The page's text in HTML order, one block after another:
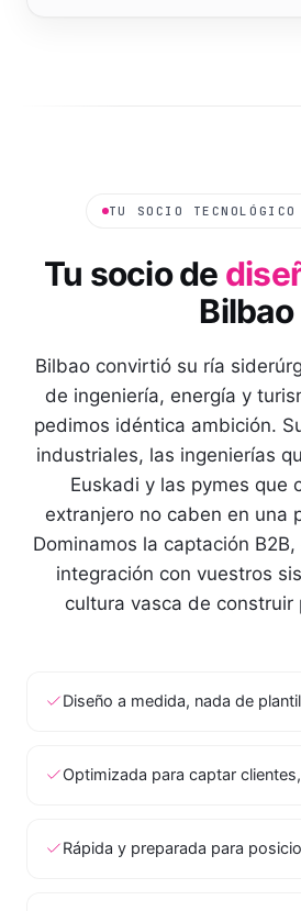
TU SOCIO
Tu socio de
Bilbao
Bilbao convirtió su ría
de ingeniería, energía y
pedimos idéntica ambición.
industriales, las ingenierías
Euskadi y las pymes que
extranjero no caben en una
Dominamos la captación
integración con vuestros
cultura vasca de construir
Diseño a medida, nada de
Optimizada para captar
Rápida y preparada para